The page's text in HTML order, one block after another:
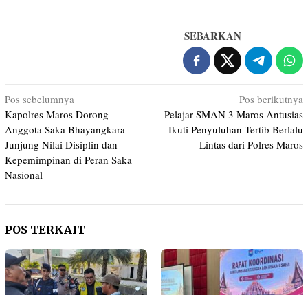
SEBARKAN
Navigasi
pos
Pos sebelumnya
Kapolres Maros Dorong
Anggota Saka Bhayangkara
Junjung Nilai Disiplin dan
Kepemimpinan di Peran Saka
Nasional
Pos berikutnya
Pelajar SMAN 3 Maros Antusias
Ikuti Penyuluhan Tertib Berlalu
Lintas dari Polres Maros
POS TERKAIT